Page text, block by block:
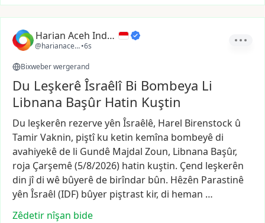
Harian Aceh Indonesia
@harianacehindonesia
•6s
Bixweber wergerand
Du Leşkerê Îsraêlî Bi Bombeya Li
Libnana Başûr Hatin Kuştin
Du leşkerên rezerveyên Îsraêlê, Harel Birenstock û
TamirVaknin, piştî ku ketin kemîna bombeyê di
avahiyekê de li Gundê Majdal Zoun, Libnana Başûr,
roja Çarşemê(5/8/2026) hatin kuştin. Çend leşkerên
din jî di wê bûyerê de birîndar bûn. Hêzên Parastinê
yên Îsraêl (IDF) bûyer piştrast kir, di heman …
Zêdetir nîşan bide